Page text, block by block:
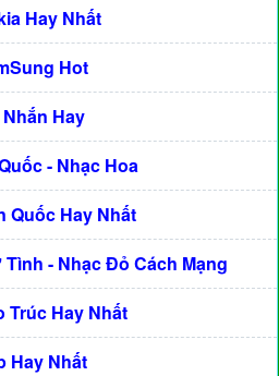
Hay Nhất
Hot
Hay
- Nhạc Hoa
Quốc Hay Nhất
- Nhạc Đỏ Cách Mạng
Trúc Hay Nhất
Hay Nhất